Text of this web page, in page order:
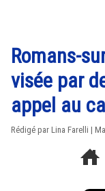
Romans-
visée par
appel au
Rédigé par Lina Farelli |